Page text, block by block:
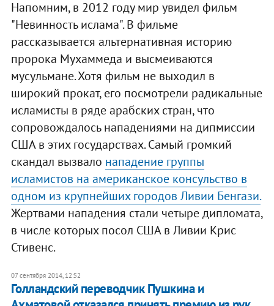
Напомним, в 2012 году мир увидел фильм
"Невинность ислама". В фильме
рассказывается альтернативная историю
пророка Мухаммеда и высмеиваются
мусульмане. Хотя фильм не выходил в
широкий прокат, его посмотрели радикальные
исламисты в ряде арабских стран, что
сопровождалось нападениями на дипмиссии
США в этих государствах. Самый громкий
скандал вызвало нападение группы
исламистов на американское консульство в
одном из крупнейших городов Ливии Бенгази.
Жертвами нападения стали четыре дипломата,
в числе которых посол США в Ливии Крис
Стивенс.
07 сентября 2014, 12:52
Голландский переводчик Пушкина и